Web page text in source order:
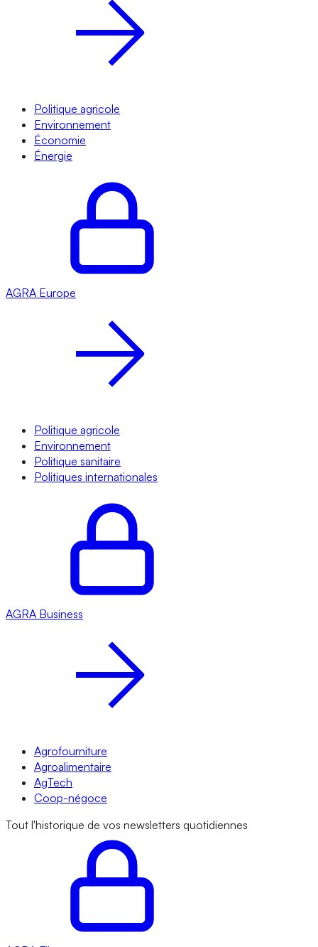
Politique agricole
Environnement
Économie
Énergie
AGRA Europe
Politique agricole
Environnement
Politique sanitaire
Politiques internationales
AGRA Business
Agrofourniture
Agroalimentaire
AgTech
Coop-négoce
Tout l'historique de vos newsletters quotidiennes